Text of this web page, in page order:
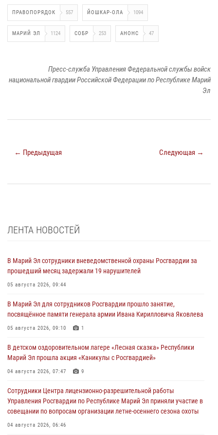
ПРАВОПОРЯДОК 557 ЙОШКАР-ОЛА 1094
МАРИЙ ЭЛ 1124 СОБР 253 АНОНС 47
Пресс-служба Управления Федеральной службы войск
национальной гвардии Российской Федерации по Республике Марий
Эл
← Предыдущая Следующая →
ЛЕНТА НОВОСТЕЙ
В Марий Эл сотрудники вневедомственной охраны Росгвардии за
прошедший месяц задержали 19 нарушителей
05 августа 2026, 09:44
В Марий Эл для сотрудников Росгвардии прошло занятие,
посвящённое памяти генерала армии Ивана Кирилловича Яковлева
05 августа 2026, 09:10 1
В детском оздоровительном лагере «Лесная сказка» Республики
Марий Эл прошла акция «Каникулы с Росгвардией»
04 августа 2026, 07:47 9
Сотрудники Центра лицензионно-разрешительной работы
Управления Росгвардии по Республике Марий Эл приняли участие в
совещании по вопросам организации летне-осеннего сезона охоты
04 августа 2026, 06:46